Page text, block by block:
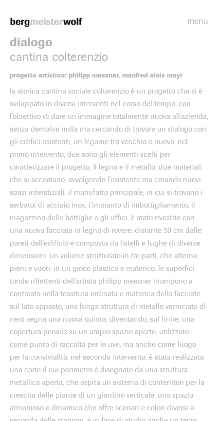
menu
dialogo
cantina colterenzio
progetto artistico: philipp messner, manfred alois mayr
la storica cantina sociale colterenzio è un progetto che si è
sviluppato in diversi interventi nel corso del tempo, con
l’obiettivo di dare un’immagine totalmente nuova all’azienda,
senza demolire nulla ma cercando di trovare un dialogo con
gli edifici esistenti, un legame tra vecchio e nuovo. nel
primo intervento, due sono gli elementi scelti per
caratterizzare il progetto, il legno e il metallo. due materiali
che si accostano, avvolgendo l’esistente ma creando nuovi
spazi interstiziali. il manufatto principale, in cui si trovano i
serbatoi di acciaio inox, l’impianto di imbottigliamento, il
magazzino delle bottiglie e gli uffici, è stato rivestito con
una nuova facciata in legno di rovere, distante 50 cm dalle
pareti dell’edificio e composta da listelli e fughe di diverse
dimensioni. un volume strutturato in tre parti, che alterna
pieni e vuoti, in un gioco plastico e materico. le superfici
tonde riflettenti dell’artista philipp messner irrompono a
contrasto nella tessitura ordinata e materica delle facciate.
sul lato opposto, una lunga struttura di metallo verniciato di
nero segna una nuova quinta, diventando, sul finire, una
copertura pensile su un ampio spazio aperto, utilizzato
come punto di raccolta per le uve, ma anche come luogo
per la convivialità. nel secondo intervento, è stata realizzata
una corte il cui perimetro è disegnato da una struttura
metallica aperta, che ospita un sistema di contenitori per la
crescita delle piante di un giardino verticale. uno spazio
armonioso e dinamico che offre scenari e colori diversi a